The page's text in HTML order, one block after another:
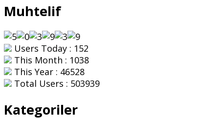
Muhtelif
Users Today : 152
This Month : 1038
This Year : 46528
Total Users : 503939
Kategoriler